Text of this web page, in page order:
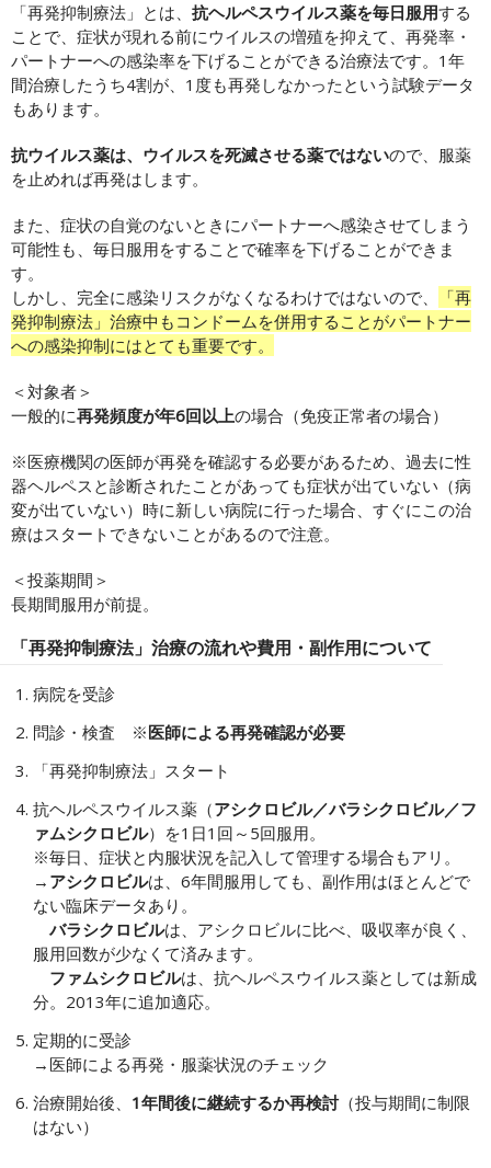
「再発抑制療法」とは、 抗ヘルペスウイルス薬を毎日服用する
ことで、症状が現れる前にウイルスの増殖を抑えて、再発率・
パートナーへの感染率を下げることができる治療法です。1年
間治療したうち4割が、1度も再発しなかったという試験データ
もあります。
抗ウイルス薬は、ウイルスを死滅させる薬ではないので、服薬
を止めれば再発はします。
また、症状の自覚のないときにパートナーへ感染させてしまう
可能性も、毎日服用をすることで確率を下げることができま
す。
しかし、完全に感染リスクがなくなるわけではないので、
「再
発抑制療法」治療中もコンドームを併用することがパートナー
への感染抑制にはとても重要です。
＜対象者＞
一般的に再発頻度が年6回以上の場合（免疫正常者の場合）
※医療機関の医師が再発を確認する必要があるため、過去に性
器ヘルペスと診断されたことがあっても症状が出ていない（病
変が出ていない）時に新しい病院に行った場合、すぐにこの治
療はスタートできないことがあるので注意。
＜投薬期間＞
長期間服用が前提。
「再発抑制療法」治療の流れや費用・副作用について
病院を受診
問診・検査 ※医師による再発確認が必要
「再発抑制療法」スタート
抗ヘルペスウイルス薬（アシクロビル／バラシクロビル／フ
ァムシクロビル）を1日1回～5回服用。
※毎日、症状と内服状況を記入して管理する場合もアリ。
→ アシクロビルは、6年間服用しても、副作用はほとんどで
ない臨床データあり。
バラシクロビルは、アシクロビルに比べ、吸収率が良く、
服用回数が少なくて済みます。
ファムシクロビルは、抗ヘルペスウイルス薬としては新成
分。2013年に追加適応。
定期的に受診
→医師による再発・服薬状況のチェック
治療開始後、 1年間後に継続するか再検討（投与期間に制限
はない）